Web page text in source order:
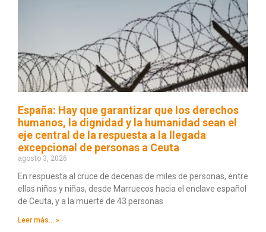
España: Hay que garantizar que los derechos
humanos, la dignidad y la humanidad sean el
eje central de la respuesta a la llegada
excepcional de personas a Ceuta
agosto 3, 2026
En respuesta al cruce de decenas de miles de personas, entre
ellas niños y niñas, desde Marruecos hacia el enclave español
de Ceuta, y a la muerte de 43 personas
Leer más... »